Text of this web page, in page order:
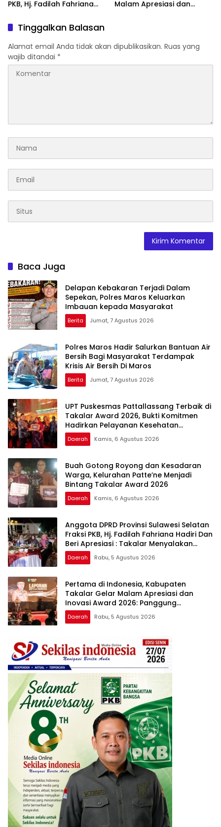
PKB, Hj. Fadilah Fahriana
Takalar Menyalakan
Lentera Pengabdian
Melalui Malam Apresiasi
dan Inovasi Award 2026
Malam Apresiasi dan
Berprestasi
Tinggalkan Balasan
Alamat email Anda tidak akan dipublikasikan. Ruas yang
wajib ditandai *
Baca Juga
Delapan Kebakaran Terjadi Dalam
Sepekan, Polres Maros Keluarkan
Imbauan kepada Masyarakat
Berita Jumat, 7 Agustus 2026
Polres Maros Hadir Salurkan Bantuan Air
Bersih Bagi Masyarakat Terdampak
Krisis Air Bersih Di Maros
Berita Jumat, 7 Agustus 2026
UPT Puskesmas Pattallassang Terbaik di
Takalar Award 2026, Bukti Komitmen
Hadirkan Pelayanan Kesehatan
Berkualitas
Daerah Kamis, 6 Agustus 2026
Buah Gotong Royong dan Kesadaran
Warga, Kelurahan Patte’ne Menjadi
Bintang Takalar Award 2026
Daerah Kamis, 6 Agustus 2026
Anggota DPRD Provinsi Sulawesi Selatan
Fraksi PKB, Hj. Fadilah Fahriana Hadiri Dan
Beri Apresiasi : Takalar Menyalakan
Lentera Pengabdian Melalui Malam
Apresiasi dan Inovasi Award 2026
Daerah Rabu, 5 Agustus 2026
Pertama di Indonesia, Kabupaten
Takalar Gelar Malam Apresiasi dan
Inovasi Award 2026: Panggung
Penghargaan bagi Pelayan Publik
Berprestasi
Daerah Rabu, 5 Agustus 2026